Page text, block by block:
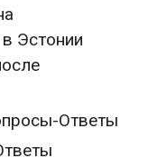
Эстонии
Ответы